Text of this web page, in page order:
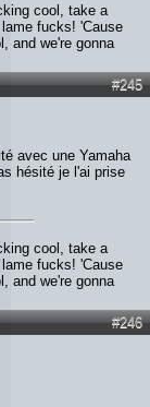
cool, take a
fucks! 'Cause
and we're gonna
better over the
#245
avec une Yamaha
hésité je l'ai prise
cool, take a
fucks! 'Cause
and we're gonna
better over the
#246